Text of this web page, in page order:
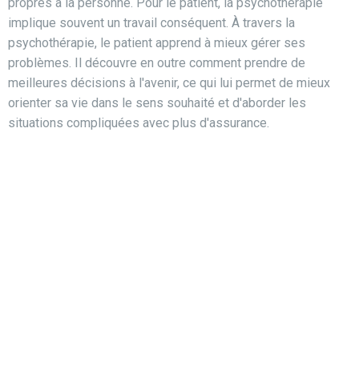
implique souvent un travail conséquent. À travers la
psychothérapie, le patient apprend à mieux gérer ses
problèmes. Il découvre en outre comment prendre de
meilleures décisions à l'avenir, ce qui lui permet de mieux
orienter sa vie dans le sens souhaité et d'aborder les
situations compliquées avec plus d'assurance.